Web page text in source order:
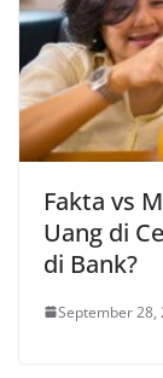
Fakta vs
Uang di
di Bank?
September 28,